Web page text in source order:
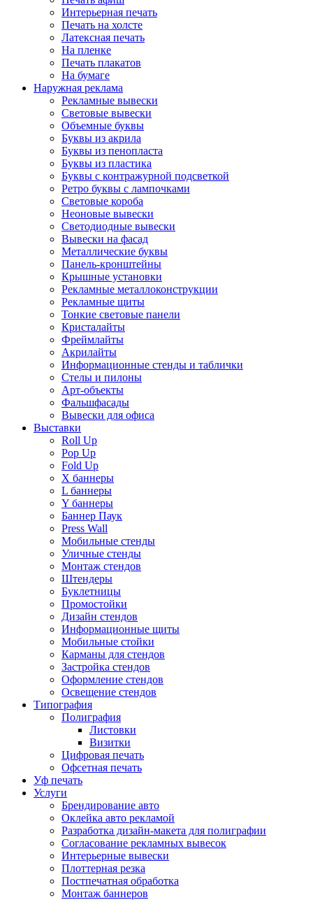
Интерьерная печать
Печать на холсте
Латексная печать
На пленке
Печать плакатов
На бумаге
Наружная реклама
Рекламные вывески
Световые вывески
Объемные буквы
Буквы из акрила
Буквы из пенопласта
Буквы из пластика
Буквы с контражурной подсветкой
Ретро буквы с лампочками
Световые короба
Неоновые вывески
Светодиодные вывески
Вывески на фасад
Металлические буквы
Панель-кронштейны
Крышные установки
Рекламные металлоконструкции
Рекламные щиты
Тонкие световые панели
Кристалайты
Фреймлайты
Акрилайты
Информационные стенды и таблички
Стелы и пилоны
Арт-объекты
Фальшфасады
Вывески для офиса
Выставки
Roll Up
Pop Up
Fold Up
Х баннеры
L баннеры
Y баннеры
Баннер Паук
Press Wall
Мобильные стенды
Уличные стенды
Монтаж стендов
Штендеры
Буклетницы
Промостойки
Дизайн стендов
Информационные щиты
Мобильные стойки
Карманы для стендов
Застройка стендов
Оформление стендов
Освещение стендов
Типография
Полиграфия
Листовки
Визитки
Цифровая печать
Офсетная печать
Уф печать
Услуги
Брендирование авто
Оклейка авто рекламой
Разработка дизайн-макета для полиграфии
Согласование рекламных вывесок
Интерьерные вывески
Плоттерная резка
Постпечатная обработка
Монтаж баннеров